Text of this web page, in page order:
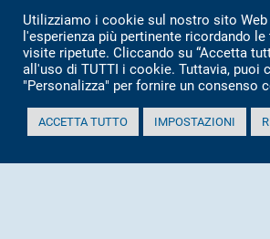
anno 2024
2.097
anno 2023
1.803
anno 2022
2.373
anno 2021
1.501
anno 2020
1.307
Utilizziamo i cookie sul nostro sito
l'esperienza più pertinente ricordando
visite ripetute. Cliccando su “Accetta
all'uso di TUTTI i cookie. Tuttavia, puoi
"Personalizza" per fornire un consenso
ACCETTA TUTTO IMPOSTAZIONI